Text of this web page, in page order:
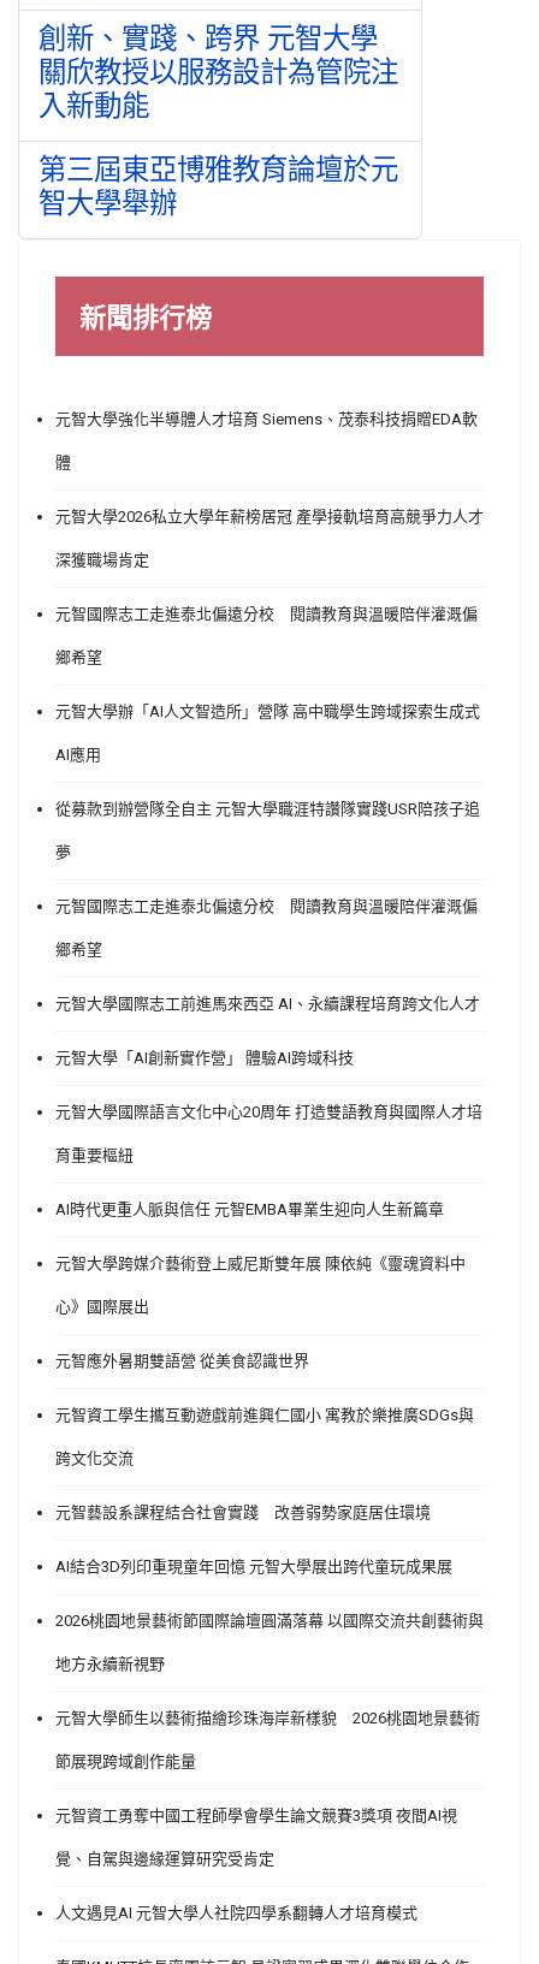
創新、實踐、跨界 元智大學
關欣教授以服務設計為管院注
入新動能
第三屆東亞博雅教育論壇於元
智大學舉辦
新聞排行榜
元智大學強化半導體人才培育 Siemens、茂泰科技捐贈EDA軟
體
元智大學2026私立大學年薪榜居冠 產學接軌培育高競爭力人才
深獲職場肯定
元智國際志工走進泰北偏遠分校 閱讀教育與溫暖陪伴灌溉偏
鄉希望
元智大學辦「AI人文智造所」營隊 高中職學生跨域探索生成式
AI應用
從募款到辦營隊全自主 元智大學職涯特讚隊實踐USR陪孩子追
夢
元智國際志工走進泰北偏遠分校 閱讀教育與溫暖陪伴灌溉偏
鄉希望
元智大學國際志工前進馬來西亞 AI、永續課程培育跨文化人才
元智大學「AI創新實作營」 體驗AI跨域科技
元智大學國際語言文化中心20周年 打造雙語教育與國際人才培
育重要樞紐
AI時代更重人脈與信任 元智EMBA畢業生迎向人生新篇章
元智大學跨媒介藝術登上威尼斯雙年展 陳依純《靈魂資料中
心》國際展出
元智應外暑期雙語營 從美食認識世界
元智資工學生攜互動遊戲前進興仁國小 寓教於樂推廣SDGs與
跨文化交流
元智藝設系課程結合社會實踐 改善弱勢家庭居住環境
AI結合3D列印重現童年回憶 元智大學展出跨代童玩成果展
2026桃園地景藝術節國際論壇圓滿落幕 以國際交流共創藝術與
地方永續新視野
元智大學師生以藝術描繪珍珠海岸新樣貌 2026桃園地景藝術
節展現跨域創作能量
元智資工勇奪中國工程師學會學生論文競賽3獎項 夜間AI視
覺、自駕與邊緣運算研究受肯定
人文遇見AI 元智大學人社院四學系翻轉人才培育模式